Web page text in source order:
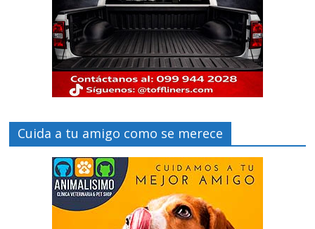
Cuida a tu amigo como se merece